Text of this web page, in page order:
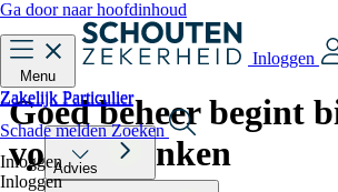
Ga door naar hoofdinhoud
Menu
Inloggen
Zakelijk Particulier
Advies
Zakelijk Particulier
Schade meldenZoeken
Inloggen
Inloggen
Goed beheerbegint
vooruitdenken